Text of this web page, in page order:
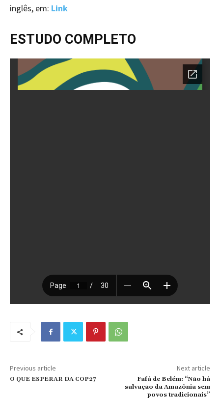
inglês, em: Link
ESTUDO COMPLETO
Previous article
O QUE ESPERAR DA COP27
Next article
Fafá de Belém: “Não há
salvação da Amazônia sem
povos tradicionais”